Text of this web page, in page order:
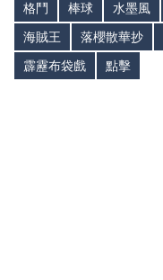
格鬥
棒球 水墨風
海賊王
落櫻散華抄
霹靂布袋戲
點擊